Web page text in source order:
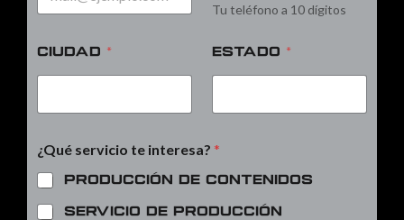
Tu teléfono a 10 dígitos
Ciudad * Estado *
¿Qué servicio te interesa? *
Producción de contenidos
Servicio de producción